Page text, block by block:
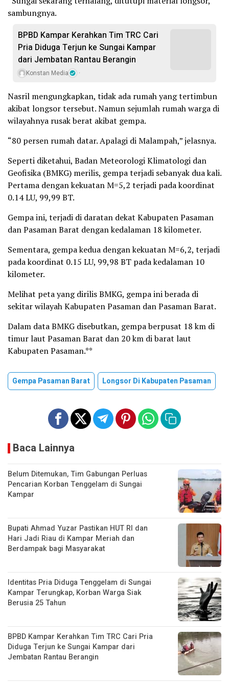
sambungnya.
BPBD Kampar Kerahkan Tim TRC Cari
Pria Diduga Terjun ke Sungai Kampar
dari Jembatan Rantau Berangin
Konstan Media
Nasril mengungkapkan, tidak ada rumah yang tertimbun
akibat longsor tersebut. Namun sejumlah rumah warga di
wilayahnya rusak berat akibat gempa.
“80 persen rumah datar. Apalagi di Malampah,” jelasnya.
Seperti diketahui, Badan Meteorologi Klimatologi dan
Geofisika (BMKG) merilis, gempa terjadi sebanyak dua kali.
Pertama dengan kekuatan M=5,2 terjadi pada koordinat
0.14 LU, 99,99 BT.
Gempa ini, terjadi di daratan dekat Kabupaten Pasaman
dan Pasaman Barat dengan kedalaman 18 kilometer.
Sementara, gempa kedua dengan kekuatan M=6,2, terjadi
pada koordinat 0.15 LU, 99,98 BT pada kedalaman 10
kilometer.
Melihat peta yang dirilis BMKG, gempa ini berada di
sekitar wilayah Kabupaten Pasaman dan Pasaman Barat.
Dalam data BMKG disebutkan, gempa berpusat 18 km di
timur laut Pasaman Barat dan 20 km di barat laut
Kabupaten Pasaman.**
Gempa Pasaman Barat Longsor Di Kabupaten Pasaman
Baca Lainnya
Belum Ditemukan, Tim Gabungan Perluas
Pencarian Korban Tenggelam di Sungai
Kampar
Bupati Ahmad Yuzar Pastikan HUT RI dan
Hari Jadi Riau di Kampar Meriah dan
Berdampak bagi Masyarakat
Identitas Pria Diduga Tenggelam di Sungai
Kampar Terungkap, Korban Warga Siak
Berusia 25 Tahun
BPBD Kampar Kerahkan Tim TRC Cari Pria
Diduga Terjun ke Sungai Kampar dari
Jembatan Rantau Berangin